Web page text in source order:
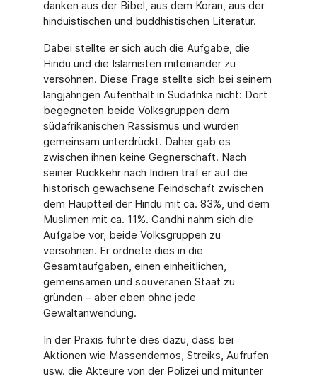
danken aus der Bibel, aus dem Koran, aus der
hinduistischen und buddhistischen Litera­tur.
Dabei stellte er sich auch die Aufgabe, die
Hindu und die Islamisten miteinander zu
versöh­nen. Diese Frage stellte sich bei seinem
langjährigen Aufenthalt in Südafrika nicht: Dort
begegneten beide Volksgruppen dem
südafrikanischen Rassismus und wurden
gemeinsam unterdrückt. Daher gab es
zwischen ihnen keine Gegnerschaft. Nach
seiner Rückkehr nach Indien traf er auf die
historisch gewachsene Feindschaft zwischen
dem Hauptteil der Hindu mit ca. 83%, und dem
Muslimen mit ca. 11%. Gandhi nahm sich die
Aufgabe vor, beide Volksgruppen zu
versöhnen. Er ordnete dies in die
Gesamtaufgaben, einen einheitlichen,
gemeinsamen und souveränen Staat zu
gründen – aber eben ohne jede
Gewaltanwendung.
In der Praxis führte dies dazu, dass bei
Aktionen wie Massendemos, Streiks, Aufrufen
usw. die Akteure von der Polizei und mitunter